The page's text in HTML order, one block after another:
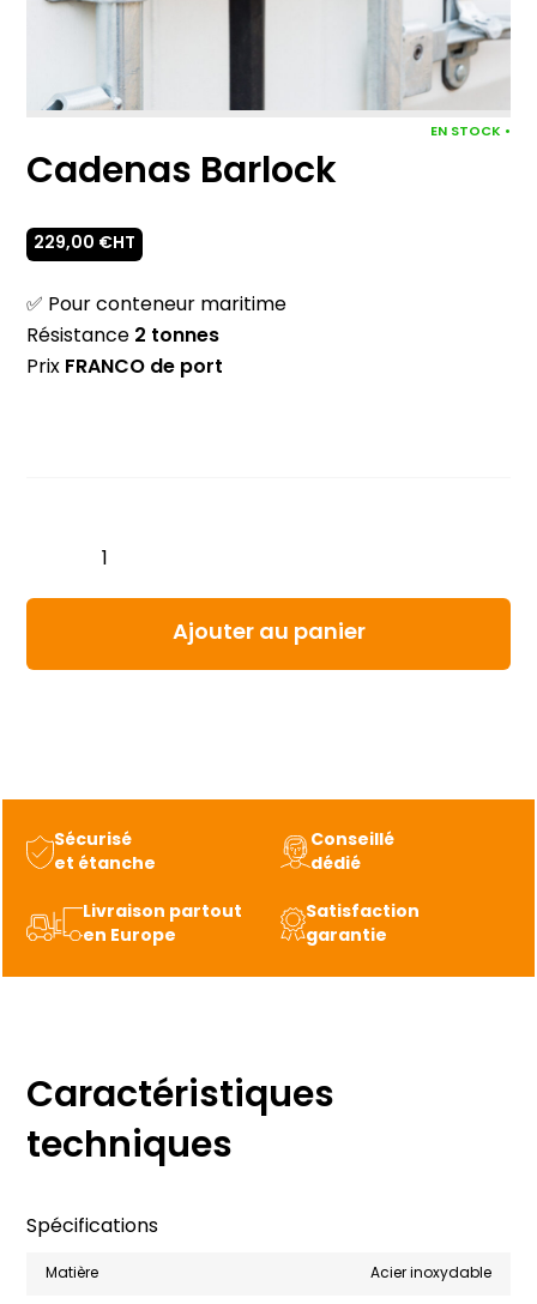
Sécurisé
et étanche
Conseillé
dédié
Livraison partout
en Europe
Satisfaction
garantie
Caractéristiques
techniques
Spécifications
Matière
Acier inoxydable
EN STOCK •
Cadenas Barlock
229,00 €HT
✅ Pour conteneur maritime
Résistance2 tonnes
PrixFRANCO de port
Cadenas
Ajouter au panier